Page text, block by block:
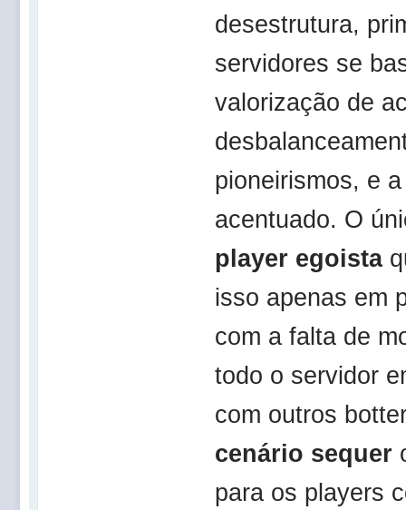
desestrutura,
servidores se
valorização de
pioneirismos, e
acentuado. O
player egoista
isso apenas em
com a falta de
todo o servidor
com outros
cenário sequer
para os players